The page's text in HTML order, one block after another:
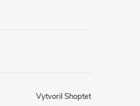
Vytvoril Shoptet